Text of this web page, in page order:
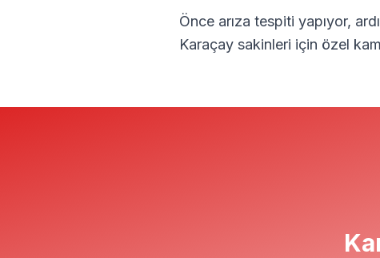
Önce arıza tespiti yapıyor,
Karaçay sakinleri için özel